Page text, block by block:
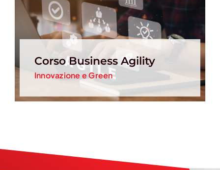
Corso Business Agility
Innovazione e Green